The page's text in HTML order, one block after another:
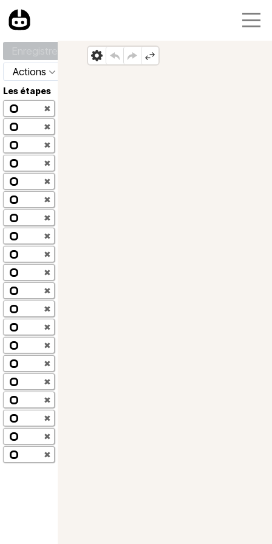
Actions
Les étapes
✖
✖
✖
✖
✖
✖
✖
✖
✖
✖
✖
✖
✖
✖
✖
✖
✖
✖
✖
✖